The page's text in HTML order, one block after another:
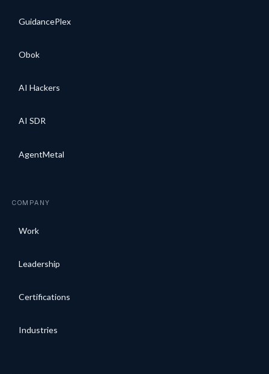
GuidancePlex
Obok
AI Hackers
AI SDR
AgentMetal
COMPANY
Work
Leadership
Certifications
Industries